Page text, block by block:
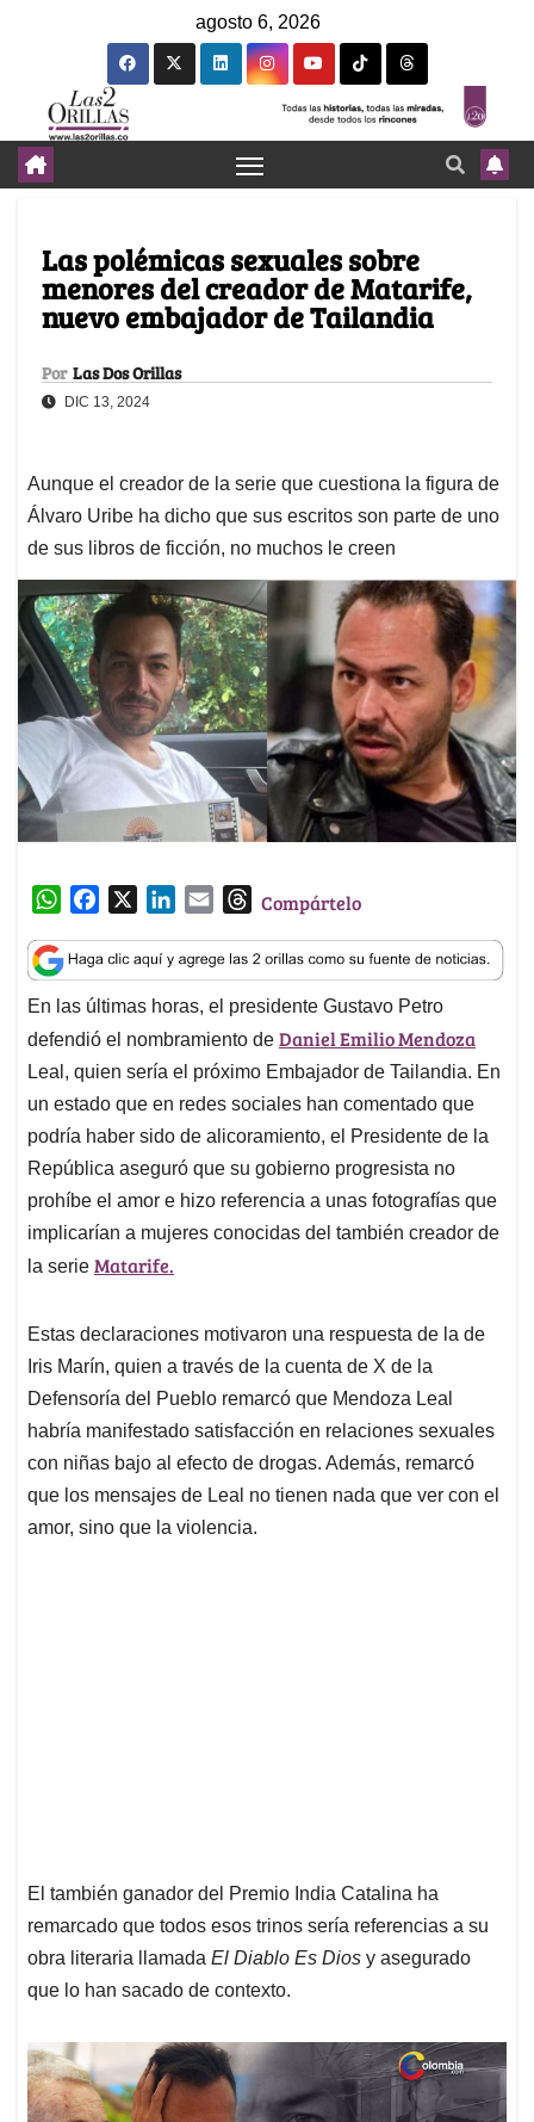
agosto 6, 2026
Las polémicas sexuales sobre
menores del creador de Matarife,
nuevo embajador de Tailandia
Por Las Dos Orillas
DIC 13, 2024
Aunque el creador de la serie que cuestiona la figura de
Álvaro Uribe ha dicho que sus escritos son parte de uno
de sus libros de ficción, no muchos le creen
W
a
t
s
A
p
p
c
e
b
o
o
k
n
k
e
d
I
n
a
i
l
T
r
e
a
d
s
Compártelo
En las últimas horas, el presidente Gustavo Petro
defendió el nombramiento de Daniel Emilio Mendoza
Leal, quien sería el próximo Embajador de Tailandia. En
un estado que en redes sociales han comentado que
podría haber sido de alicoramiento, el Presidente de la
República aseguró que su gobierno progresista no
prohíbe el amor e hizo referencia a unas fotografías que
implicarían a mujeres conocidas del también creador de
la serie Matarife.
Estas declaraciones motivaron una respuesta de la de
Iris Marín, quien a través de la cuenta de X de la
Defensoría del Pueblo remarcó que Mendoza Leal
habría manifestado satisfacción en relaciones sexuales
con niñas bajo al efecto de drogas. Además, remarcó
que los mensajes de Leal no tienen nada que ver con el
amor, sino que la violencia.
El también ganador del Premio India Catalina ha
remarcado que todos esos trinos sería referencias a su
obra literaria llamada El Diablo Es Dios y asegurado
que lo han sacado de contexto.